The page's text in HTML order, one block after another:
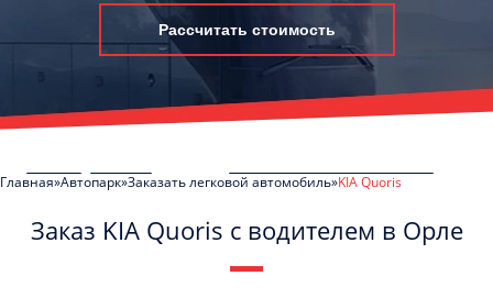
Рассчитать стоимость
Главная Автопарк Заказать легковой автомобиль KIA Quoris
Заказ KIA Quoris с водителем в Орле